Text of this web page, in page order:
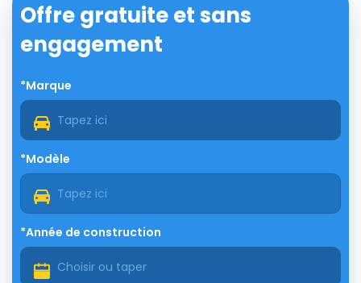
Offre gratuite et sans
engagement
*Marque
*Modèle
*Année de construction